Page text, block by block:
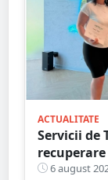
ACTUALITATE
Servicii de
Divizia
6 august